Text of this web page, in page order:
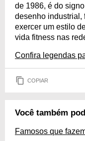
de 1986, é do
desenho industrial,
exercer um estilo
vida fitness nas
Confira legendas
COPIAR
Você também
Famosos que